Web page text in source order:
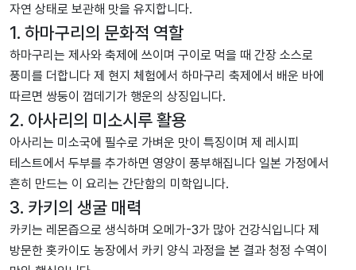
자연 상태로 보관해 맛을 유지합니다.
1. 하마구리의 문화적 역할
하마구리는 제사와 축제에 쓰이며 구이로 먹을 때 간장 소스로
풍미를 더합니다 제 현지 체험에서 하마구리 축제에서 배운 바에
따르면 쌍둥이 껍데기가 행운의 상징입니다.
2. 아사리의 미소시루 활용
아사리는 미소국에 필수로 가벼운 맛이 특징이며 제 레시피
테스트에서 두부를 추가하면 영양이 풍부해집니다 일본 가정에서
흔히 만드는 이 요리는 간단함의 미학입니다.
3. 카키의 생굴 매력
카키는 레몬즙으로 생식하며 오메가-3가 많아 건강식입니다 제
방문한 홋카이도 농장에서 카키 양식 과정을 본 결과 청정 수역이